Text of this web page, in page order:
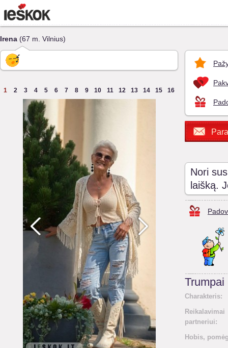
Irena (67 m. Vilnius)
1 2 3 4 5 6 7 8 9 10 11 12 13 14 15 16
Nori
laišką.
Trumpai
Charakteris:
Reikalavimai
partneriui:
Hobis,